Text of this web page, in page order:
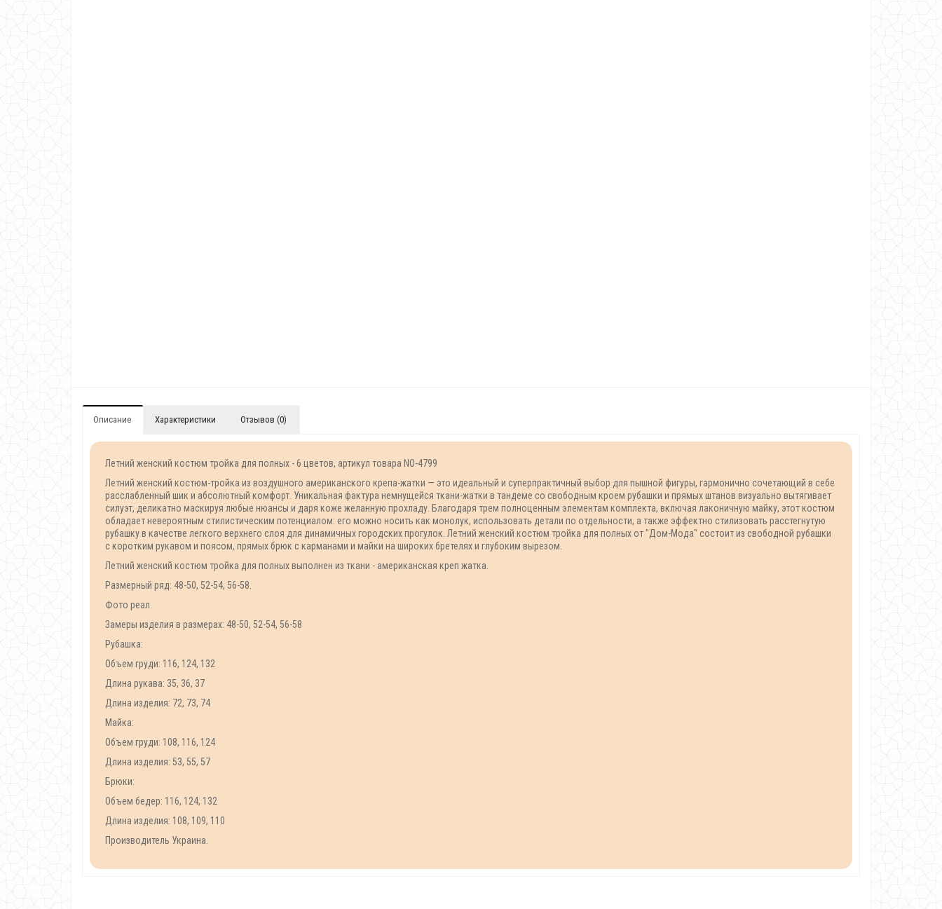
Описание Характеристики Отзывов (0)
Летний женский костюм тройка для полных - 6 цветов, артикул товара NO-4799
Летний женский костюм-тройка из воздушного американского крепа-жатки — это идеальный и суперпрактичный выбор для пышной фигуры, гармонично сочетающий в себе
расслабленный шик и абсолютный комфорт. Уникальная фактура немнущейся ткани-жатки в тандеме со свободным кроем рубашки и прямых штанов визуально вытягивает
силуэт, деликатно маскируя любые нюансы и даря коже желанную прохладу. Благодаря трем полноценным элементам комплекта, включая лаконичную майку, этот костюм
обладает невероятным стилистическим потенциалом: его можно носить как монолук, использовать детали по отдельности, а также эффектно стилизовать расстегнутую
рубашку в качестве легкого верхнего слоя для динамичных городских прогулок. Летний женский костюм тройка для полных от "Дом-Мода" состоит из свободной рубашки
с коротким рукавом и поясом, прямых брюк с карманами и майки на широких бретелях и глубоким вырезом.
Летний женский костюм тройка для полных выполнен из ткани - американская креп жатка.
Размерный ряд: 48-50, 52-54, 56-58.
Фото реал.
Замеры изделия в размерах: 48-50, 52-54, 56-58
Рубашка:
Объем груди: 116, 124, 132
Длина рукава: 35, 36, 37
Длина изделия: 72, 73, 74
Майка:
Объем груди: 108, 116, 124
Длина изделия: 53, 55, 57
Брюки:
Объем бедер: 116, 124, 132
Длина изделия: 108, 109, 110
Производитель Украина.